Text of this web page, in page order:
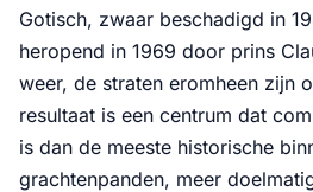
Gotisch, zwaar beschadigd in
heropend in 1969 door prins
weer, de straten eromheen zijn
resultaat is een centrum dat
is dan de meeste historische
grachtenpanden, meer